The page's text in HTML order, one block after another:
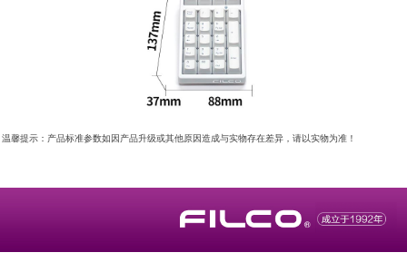
温馨提示：产品标准参数如因产品升级或其他原因造成与实物存在差异，请以实物为准！